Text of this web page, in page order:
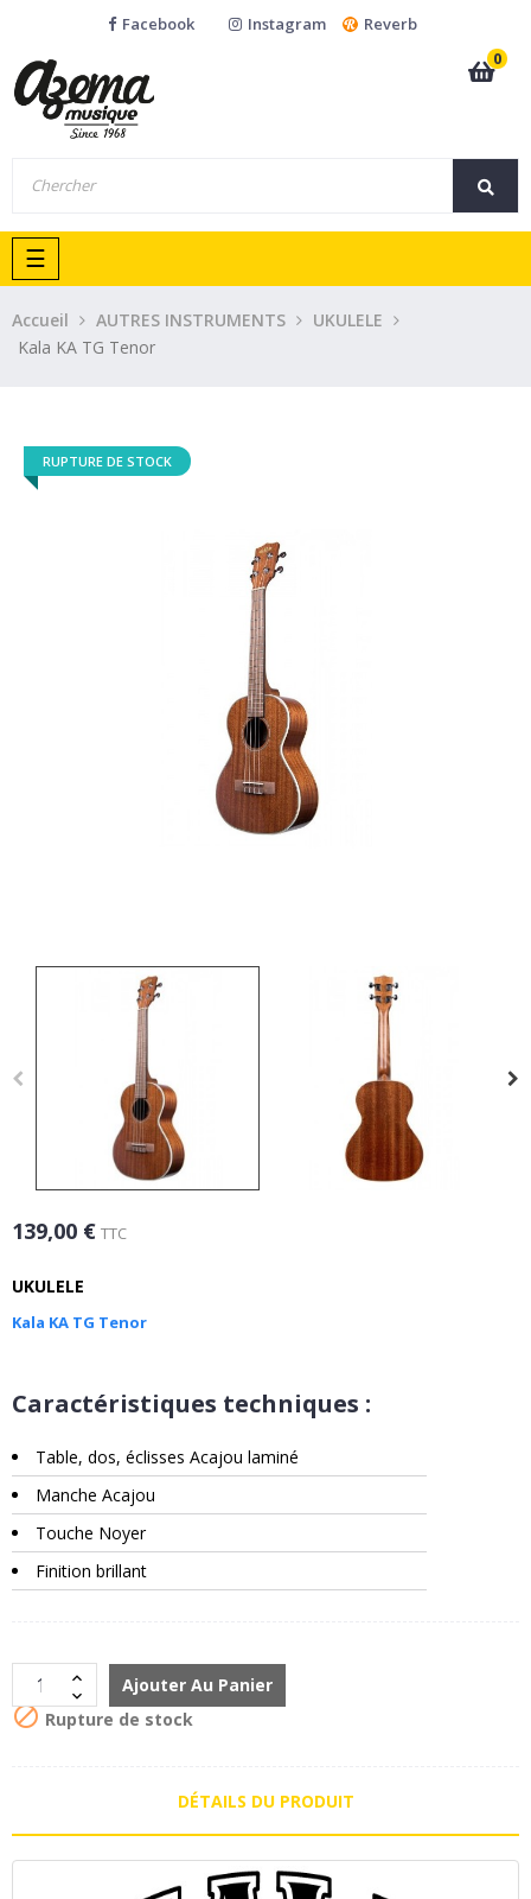
Facebook Instagram
Reverb
0
Basculer
la
navigation
☰
Accueil AUTRES INSTRUMENTS
UKULELE
Kala KA TG Tenor
RUPTURE DE STOCK
139,00 € TTC
UKULELE
Kala KA TG Tenor
Caractéristiques techniques :
Table, dos, éclisses Acajou laminé
Manche Acajou
Touche Noyer
Finition brillant
Ajouter Au Panier
 Rupture de stock
DÉTAILS DU PRODUIT